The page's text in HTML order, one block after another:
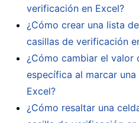
verificación en Excel?
¿Cómo crear una lista
casillas de verificación
¿Cómo cambiar el valor
específica al marcar
Excel?
¿Cómo resaltar una